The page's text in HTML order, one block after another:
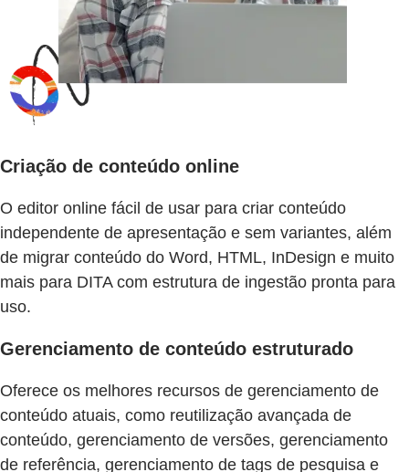
Criação de conteúdo online
O editor online fácil de usar para criar conteúdo
independente de apresentação e sem variantes, além
de migrar conteúdo do Word, HTML, InDesign e muito
mais para DITA com estrutura de ingestão pronta para
uso.
Gerenciamento de conteúdo estruturado
Oferece os melhores recursos de gerenciamento de
conteúdo atuais, como reutilização avançada de
conteúdo, gerenciamento de versões, gerenciamento
de referência, gerenciamento de tags de pesquisa e